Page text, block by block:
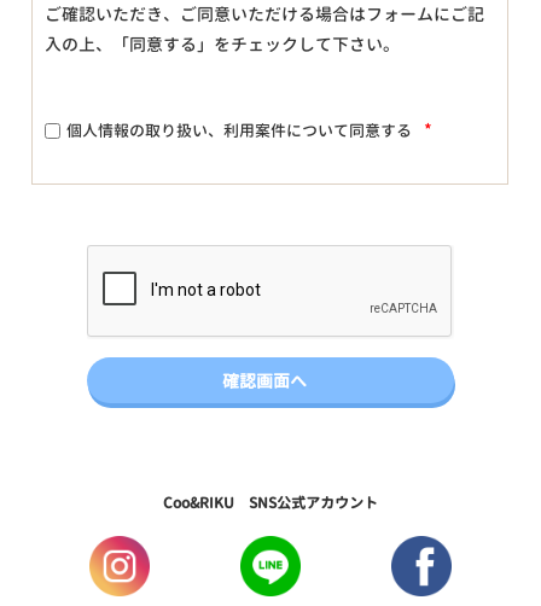
ご確認いただき、ご同意いただける場合はフォームにご記
入の上、「同意する」をチェックして下さい。
個人情報の取り扱い、利用案件について同意する *
Coo&RIKU SNS公式アカウント